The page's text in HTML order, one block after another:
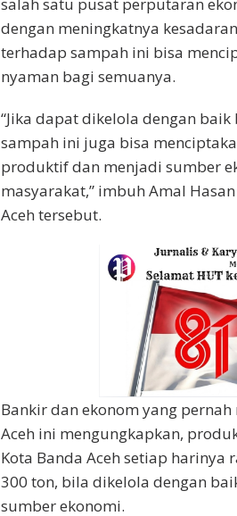
salah satu pusat perputaran
dengan meningkatnya
terhadap sampah ini bisa
nyaman bagi semuanya.
“Jika dapat dikelola dengan
sampah ini juga bisa
produktif dan menjadi sumber
masyarakat,” imbuh Amal
Aceh tersebut.
Bankir dan ekonom yang
Aceh ini mengungkapkan,
Kota Banda Aceh setiap harinya
300 ton, bila dikelola dengan
sumber ekonomi.